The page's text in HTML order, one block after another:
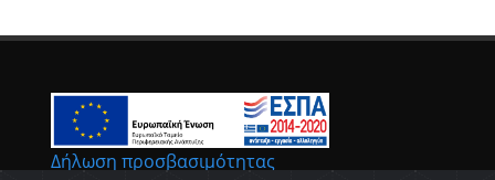
Δήλωση προσβασιμότητας